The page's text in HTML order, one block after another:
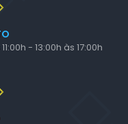
- 13:00h às 17:00h